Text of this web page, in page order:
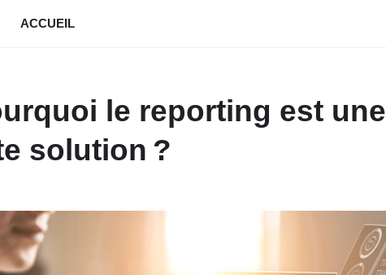
ACCUEIL
le reporting est une
solution ?